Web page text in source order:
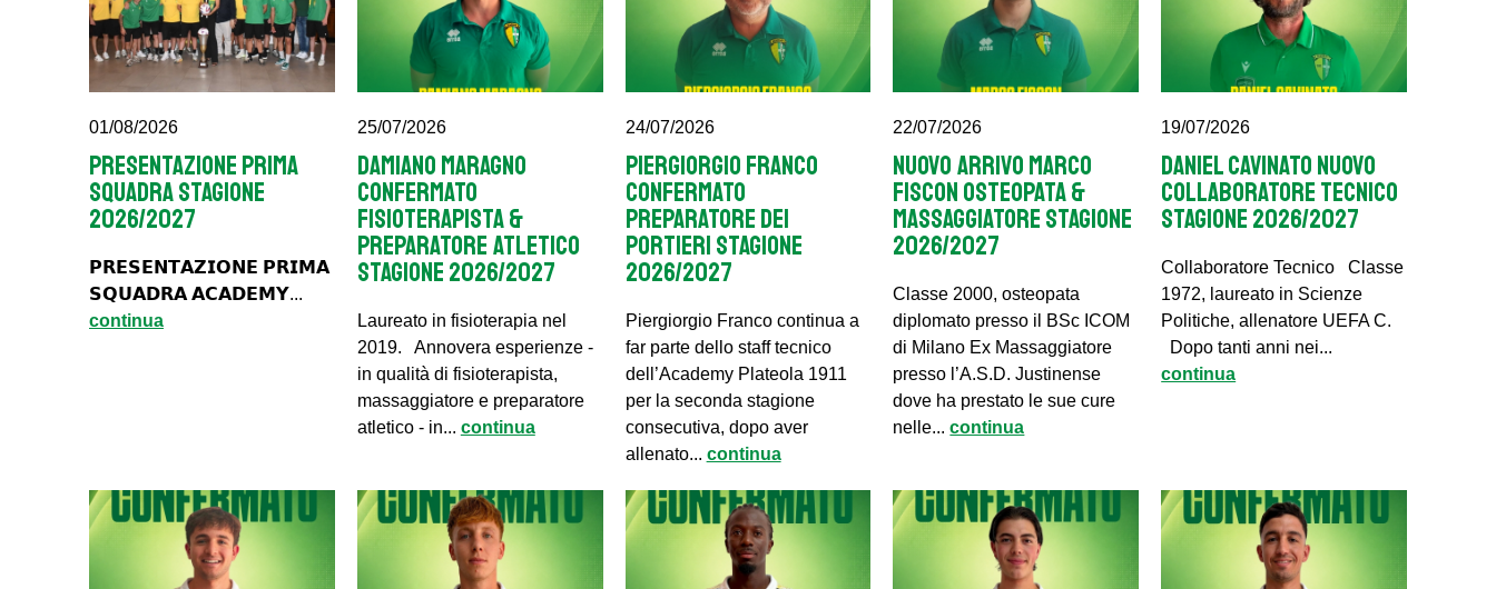
01/08/2026
Presentazione Prima
Squadra Stagione
2026/2027
𝗣𝗥𝗘𝗦𝗘𝗡𝗧𝗔𝗭𝗜𝗢𝗡𝗘 𝗣𝗥𝗜𝗠𝗔
𝗦𝗤𝗨𝗔𝗗𝗥𝗔 𝗔𝗖𝗔𝗗𝗘𝗠𝗬...
continua
25/07/2026
DAMIANO MARAGNO
CONFERMATO
FISIOTERAPISTA &
PREPARATORE ATLETICO
STAGIONE 2026/2027
Laureato in fisioterapia nel
2019. Annovera esperienze -
in qualità di fisioterapista,
massaggiatore e preparatore
atletico - in... continua
24/07/2026
PIERGIORGIO FRANCO
CONFERMATO
PREPARATORE DEI
PORTIERI STAGIONE
2026/2027
Piergiorgio Franco continua a
far parte dello staff tecnico
dell’Academy Plateola 1911
per la seconda stagione
consecutiva, dopo aver
allenato... continua
22/07/2026
NUOVO ARRIVO MARCO
FISCON OSTEOPATA &
MASSAGGIATORE STAGIONE
2026/2027
Classe 2000, osteopata
diplomato presso il BSc ICOM
di Milano Ex Massaggiatore
presso l’A.S.D. Justinense
dove ha prestato le sue cure
nelle...continua
19/07/2026
DANIEL CAVINATO NUOVO
COLLABORATORE TECNICO
STAGIONE 2026/2027
Collaboratore Tecnico Classe
1972, laureato in Scienze
Politiche, allenatore UEFA C.
Dopo tanti anni nei...
continua